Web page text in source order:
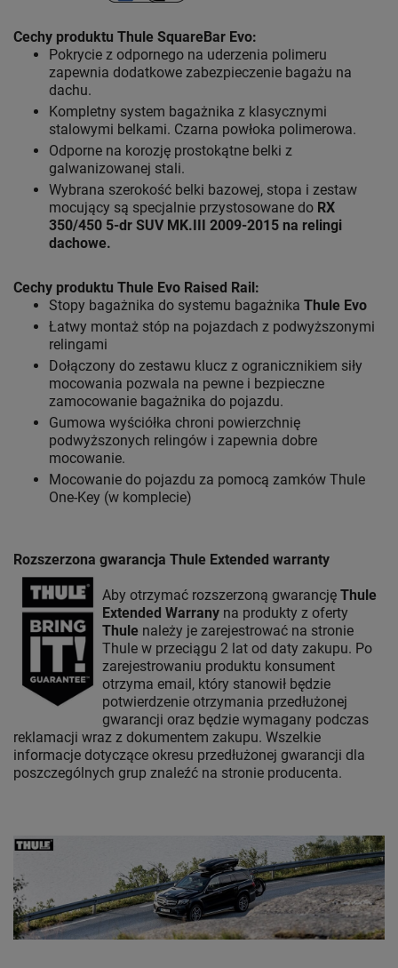
Cechy produktu Thule SquareBar Evo:
Pokrycie z odpornego na uderzenia polimeru
zapewnia dodatkowe zabezpieczenie bagażu na
dachu.
Kompletny system bagażnika z klasycznymi
stalowymi belkami. Czarna powłoka polimerowa.
Odporne na korozję prostokątne belki z
galwanizowanej stali.
Wybrana szerokość belki bazowej, stopa i zestaw
mocujący są specjalnie przystosowane do RX
350/450 5-dr SUV MK.III 2009-2015 na relingi
dachowe.
Cechy produktu Thule Evo Raised Rail:
Stopy bagażnika do systemu bagażnika Thule Evo
Łatwy montaż stóp na pojazdach z podwyższonymi
relingami
Dołączony do zestawu klucz z ogranicznikiem siły
mocowania pozwala na pewne i bezpieczne
zamocowanie bagażnika do pojazdu.
Gumowa wyściółka chroni powierzchnię
podwyższonych relingów i zapewnia dobre
mocowanie.
Mocowanie do pojazdu za pomocą zamków Thule
One-Key (w komplecie)
Rozszerzona gwarancja Thule Extended warranty
Aby otrzymać rozszerzoną gwarancję Thule
Extended Warrany na produkty z oferty
Thule należy je zarejestrować na stronie
Thule w przeciągu 2 lat od daty zakupu. Po
zarejestrowaniu produktu konsument
otrzyma email, który stanowił będzie
potwierdzenie otrzymania przedłużonej
gwarancji oraz będzie wymagany podczas
reklamacji wraz z dokumentem zakupu. Wszelkie
informacje dotyczące okresu przedłużonej gwarancji dla
poszczególnych grup znaleźć na stronie producenta.